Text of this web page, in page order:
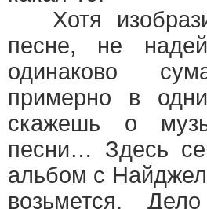
Хотя
песне, не
одинаково
примерно в
скажешь о
песни… Здесь
альбом с
возьмется.